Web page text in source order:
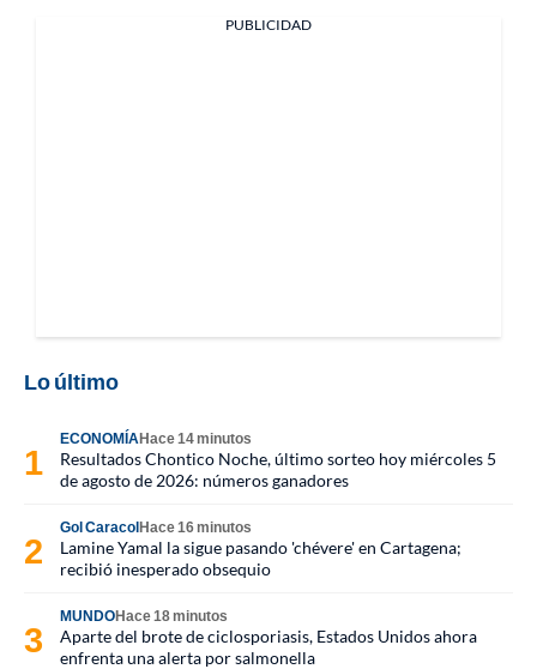
PUBLICIDAD
Lo último
ECONOMÍAHace 14 minutos
Resultados Chontico Noche, último sorteo hoy miércoles 5
de agosto de 2026: números ganadores
Gol CaracolHace 16 minutos
Lamine Yamal la sigue pasando 'chévere' en Cartagena;
recibió inesperado obsequio
MUNDOHace 18 minutos
Aparte del brote de ciclosporiasis, Estados Unidos ahora
enfrenta una alerta por salmonella